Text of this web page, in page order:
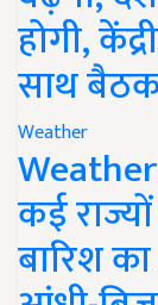
होगी,
साथ
Weather
कई
बारिश